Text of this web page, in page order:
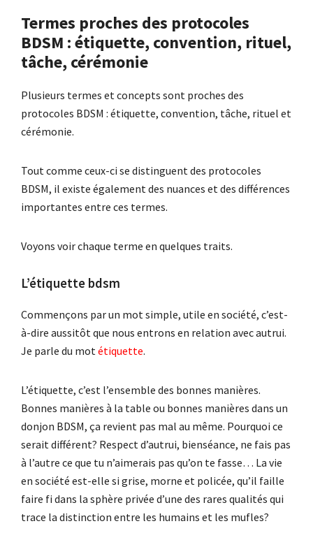
Termes proches des protocoles
BDSM : étiquette, convention, rituel,
tâche, cérémonie
Plusieurs termes et concepts sont proches des
protocoles BDSM : étiquette, convention, tâche, rituel et
cérémonie.
Tout comme ceux-ci se distinguent des protocoles
BDSM, il existe également des nuances et des différences
importantes entre ces termes.
Voyons voir chaque terme en quelques traits.
L’étiquette bdsm
Commençons par un mot simple, utile en société, c’est-
à-dire aussitôt que nous entrons en relation avec autrui.
Je parle du mot étiquette.
L’étiquette, c’est l’ensemble des bonnes manières.
Bonnes manières à la table ou bonnes manières dans un
donjon BDSM, ça revient pas mal au même. Pourquoi ce
serait différent? Respect d’autrui, bienséance, ne fais pas
à l’autre ce que tu n’aimerais pas qu’on te fasse… La vie
en société est-elle si grise, morne et policée, qu’il faille
faire fi dans la sphère privée d’une des rares qualités qui
trace la distinction entre les humains et les mufles?